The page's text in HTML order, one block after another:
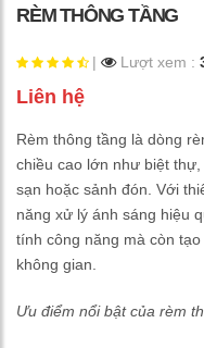
RÈM THÔNG TẦNG
| Lượt xem :
Liên hệ
Rèm thông tầng là dòng
chiều cao lớn như biệt
sạn hoặc sảnh đón. Với
năng xử lý ánh sáng hiệu
tính công năng mà còn
không gian.
Ưu điểm nổi bật của rèm